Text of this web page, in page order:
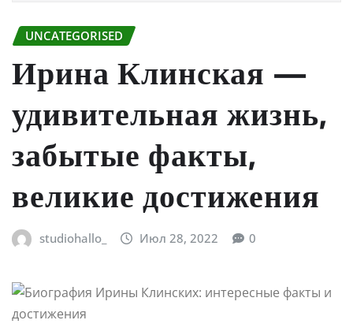
UNCATEGORISED
Ирина Клинская —
удивительная жизнь,
забытые факты,
великие достижения
studiohallo_ Июл 28, 2022 0